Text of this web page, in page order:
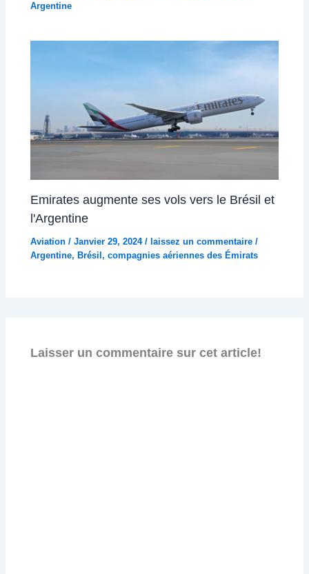
Argentine
Emirates augmente ses vols vers le Brésil et
l'Argentine
Aviation /Janvier 29, 2024/laissez un commentaire /
Argentine,Brésil,compagnies aériennes des Émirats
Laisser un commentaire sur cet article!